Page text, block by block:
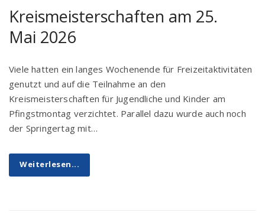
Kreismeisterschaften am 25.
Mai 2026
Viele hatten ein langes Wochenende für Freizeitaktivitäten
genutzt und auf die Teilnahme an den
Kreismeisterschaften für Jugendliche und Kinder am
Pfingstmontag verzichtet. Parallel dazu wurde auch noch
der Springertag mit…
Weiterlesen...